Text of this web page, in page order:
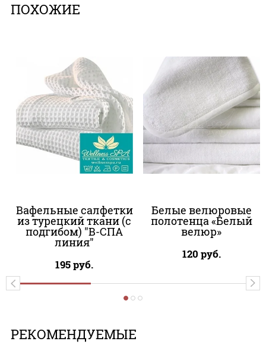
ПОХОЖИЕ
Вафельные салфетки
из турецкий ткани (с
подгибом) "В-СПА
линия"
195руб.
Белые велюровые
полотенца «Белый
велюр»
120 руб.
РЕКОМЕНДУЕМЫЕ